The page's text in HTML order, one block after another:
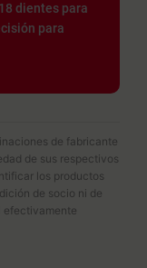
dientes para
para
de fabricante
de sus respectivos
los productos
de socio ni de
efectivamente